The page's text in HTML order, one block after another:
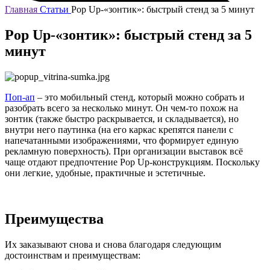
Главная Статьи Pop Up-«зонтик»: быстрый стенд за 5 минут
Pop Up-«зонтик»: быстрый стенд за 5
минут
Поп-ап – это мобильный стенд, который можно собрать и
разобрать всего за несколько минут. Он чем-то похож на
зонтик (также быстро раскрывается, и складывается), но
внутри него паутинка (на его каркас крепятся панели с
напечатанными изображениями, что формирует единую
рекламную поверхность). При организации выставок всё
чаще отдают предпочтение Pop Up-конструкциям. Поскольку
они легкие, удобные, практичные и эстетичные.
Преимущества
Их заказывают снова и снова благодаря следующим
достоинствам и преимуществам: